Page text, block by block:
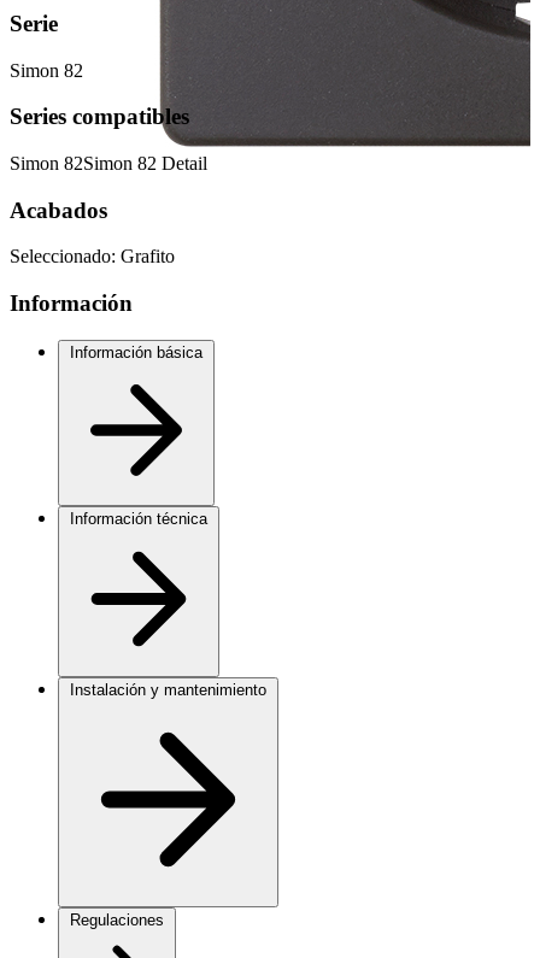
Serie
Simon 82
Series compatibles
Simon 82Simon 82 Detail
Acabados
Seleccionado: Grafito
Información